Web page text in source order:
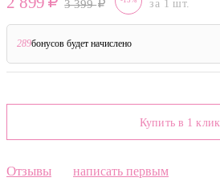
3 399 за 1 шт.
289бонусов будет начислено
Купить в 1 клик
Отзывы написать первым